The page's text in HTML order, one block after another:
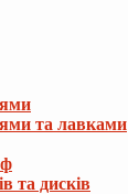
та лавками
та дисків